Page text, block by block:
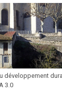
développement
3.0